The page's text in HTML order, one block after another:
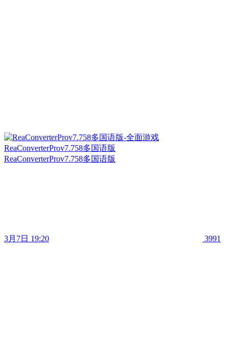
ReaConverterProv7.758多国语版
ReaConverterProv7.758多国语版
3月7日 19:20 3991